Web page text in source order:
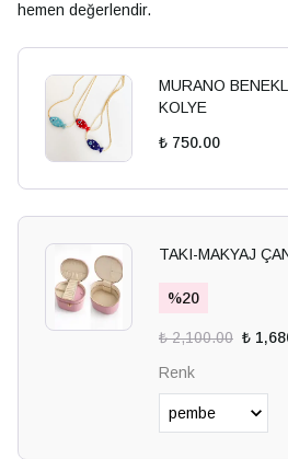
hemen değerlendir.
MURANO
KOLYE
₺ 750.00
TAKI-MAKYAJ
%20
₺ 2,100.00 ₺
Renk